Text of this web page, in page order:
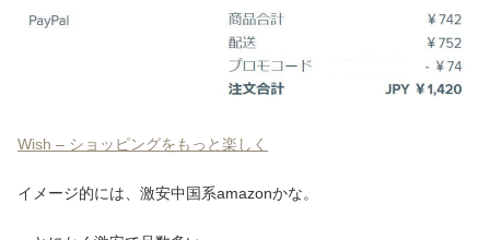
Wish – ショッピングをもっと楽しく
イメージ的には、激安中国系amazonかな。